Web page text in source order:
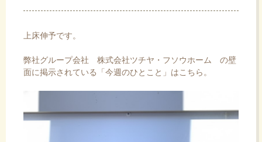
上床伸予です。
弊社グループ会社 株式会社ツチヤ・フソウホーム
の壁
面に掲示されている「今週のひとこと」はこちら。